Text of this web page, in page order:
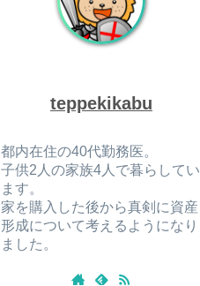
teppekikabu
都内在住の40代勤務医。
子供2人の家族4人で暮らしてい
ます。
家を購入した後から真剣に資産
形成について考えるようになり
ました。